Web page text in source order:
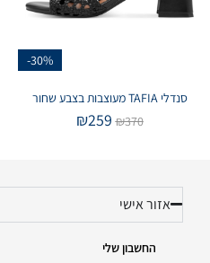
-30%
סנדלי TAFIA מעוצבות בצבע שחור
₪370
₪259
אזור אישי
החשבון שלי